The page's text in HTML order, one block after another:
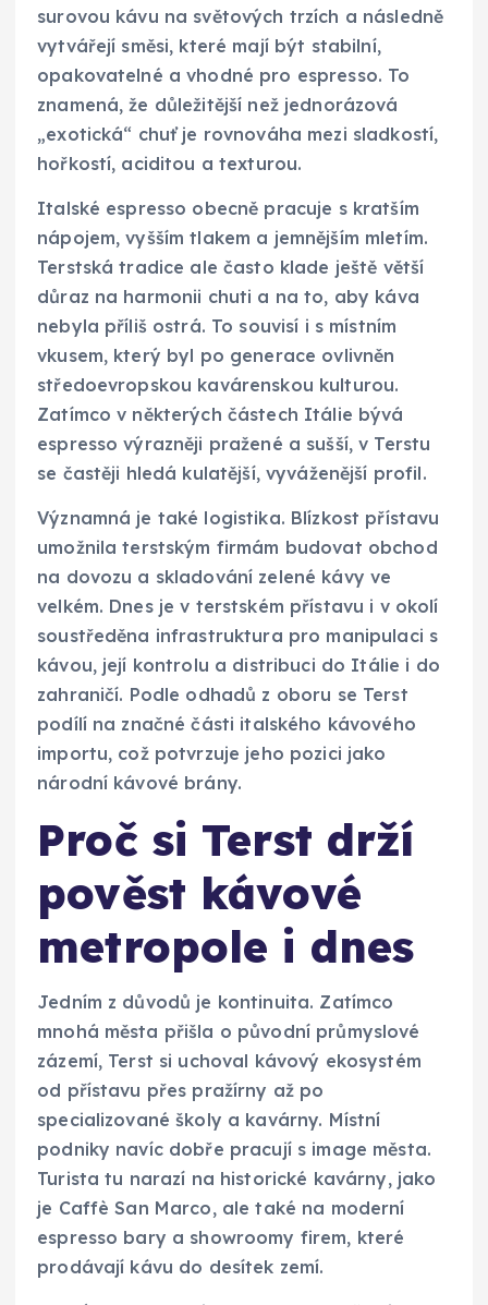
surovou kávu na světových trzích a následně
vytvářejí směsi, které mají být stabilní,
opakovatelné a vhodné pro espresso. To
znamená, že důležitější než jednorázová
„exotická“ chuť je rovnováha mezi sladkostí,
hořkostí, aciditou a texturou.
Italské espresso obecně pracuje s kratším
nápojem, vyšším tlakem a jemnějším mletím.
Terstská tradice ale často klade ještě větší
důraz na harmonii chuti a na to, aby káva
nebyla příliš ostrá. To souvisí i s místním
vkusem, který byl po generace ovlivněn
středoevropskou kavárenskou kulturou.
Zatímco v některých částech Itálie bývá
espresso výrazněji pražené a sušší, v Terstu
se častěji hledá kulatější, vyváženější profil.
Významná je také logistika. Blízkost přístavu
umožnila terstským firmám budovat obchod
na dovozu a skladování zelené kávy ve
velkém. Dnes je v terstském přístavu i v okolí
soustředěna infrastruktura pro manipulaci s
kávou, její kontrolu a distribuci do Itálie i do
zahraničí. Podle odhadů z oboru se Terst
podílí na značné části italského kávového
importu, což potvrzuje jeho pozici jako
národní kávové brány.
Proč si Terst drží
pověst kávové
metropole i dnes
Jedním z důvodů je kontinuita. Zatímco
mnohá města přišla o původní průmyslové
zázemí, Terst si uchoval kávový ekosystém
od přístavu přes pražírny až po
specializované školy a kavárny. Místní
podniky navíc dobře pracují s image města.
Turista tu narazí na historické kavárny, jako
je Caffè San Marco, ale také na moderní
espresso bary a showroomy firem, které
prodávají kávu do desítek zemí.